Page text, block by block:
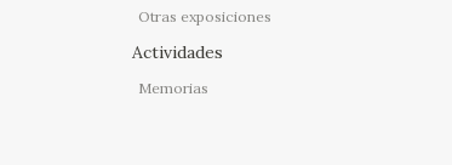
Otras exposiciones
Actividades
Memorias